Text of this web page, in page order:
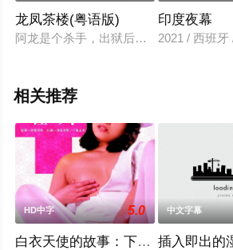
龙凤茶楼(粤语版)
阿龙是个杀手，出狱后到龙凤茶楼当服
印度夜幕
2021 / 西班牙
相关推荐
HD中字 5.0
白衣天使的故事：下流的行为
中文字幕
插入即出的